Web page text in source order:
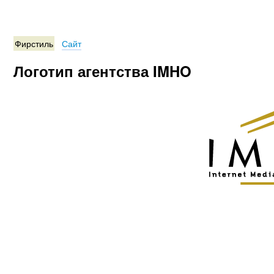
Фирстиль Сайт
Логотип агентства IMHO